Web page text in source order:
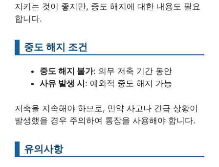
지키는 것이 좋지만, 중도 해지에 대한 내용도 필요
합니다.
중도 해지 조건
중도 해지 불가: 의무 저축 기간 동안
사유 발생 시 : 예외적 중도 해지 가능
저축을 지속해야 하므로, 만약 사고나 긴급 상황이
발생했을 경우 주의하여 통장을 사용해야 합니다.
유의사항